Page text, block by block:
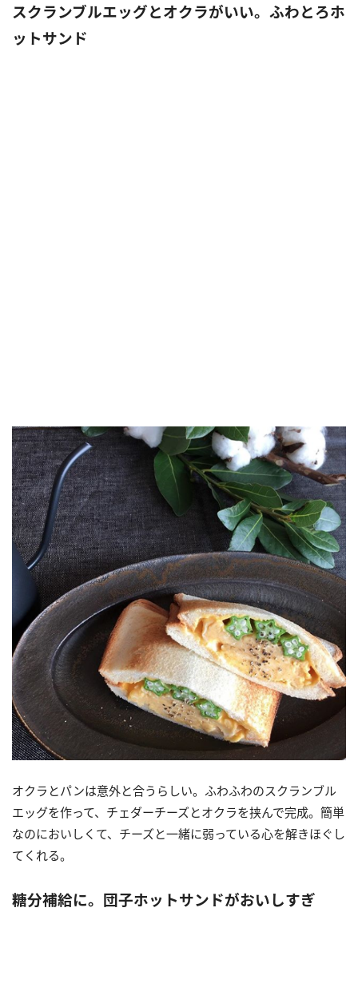
スクランブルエッグとオクラがいい。ふわとろホ
ットサンド
オクラとパンは意外と合うらしい。ふわふわのスクランブル
エッグを作って、チェダーチーズとオクラを挟んで完成。簡単
なのにおいしくて、チーズと一緒に弱っている心を解きほぐし
てくれる。
糖分補給に。団子ホットサンドがおいしすぎ